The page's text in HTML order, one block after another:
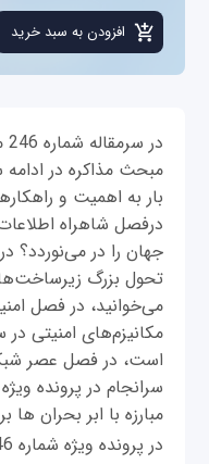
مبحث مذاکره در
بار به اهمیت و
درفصل شاهراه
جهان را در می‌نوردد؟
تحول بزرگ
می‌خوانید، در فصل
مکانیزم‌های امنیتی در
است، در فصل عصر
سرانجام در پرونده
مبارزه با ابر بحران ها